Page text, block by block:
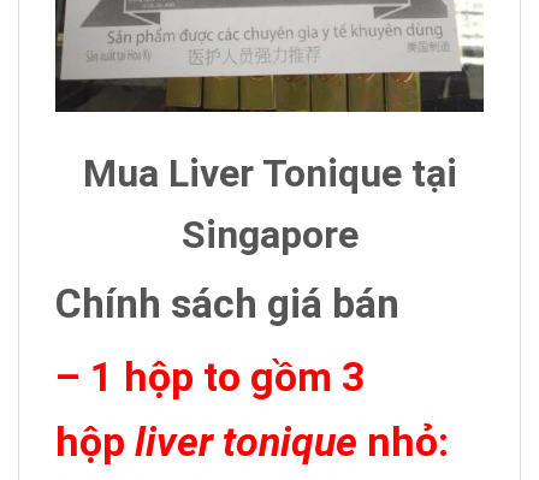
Mua Liver Tonique tại
Singapore
Chính sách giá bán
– 1 hộp to gồm 3
hộp liver tonique nhỏ: